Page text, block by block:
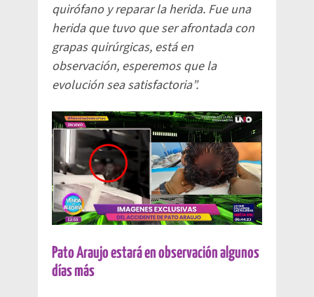
quirófano y reparar la herida. Fue una
herida que tuvo que ser afrontada con
grapas quirúrgicas, está en
observación, esperemos que la
evolución sea satisfactoria”.
Pato Araujo estará en observación algunos
días más